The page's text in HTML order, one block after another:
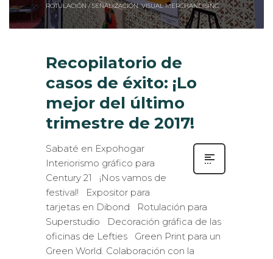
Recopilatorio de
casos de éxito: ¡Lo
mejor del último
trimestre de 2017!
Interiorismo gráfico para
Century 21 ¡Nos vamos de
festival! Expositor para
tarjetas en Dibond Rotulación para
Superstudio Decoración gráfica de las
oficinas de Lefties Green Print para un
Green World. Colaboración con la
Fundación Jane Godall Evento Massó…